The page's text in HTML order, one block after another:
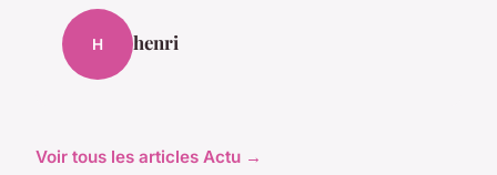
H henri
Voir tous les articles Actu →